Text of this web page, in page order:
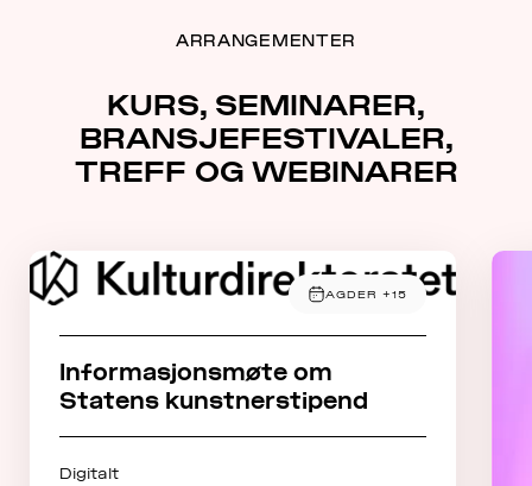
ARRANGEMENTER
KURS, SEMINARER,
BRANSJEFESTIVALER,
TREFF OG WEBINARER
AGDER +15
Informasjonsmøte om
Statens kunstnerstipend
Digitalt